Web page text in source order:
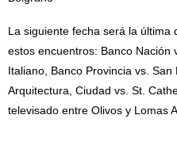
La siguiente fecha será la última
estos encuentros: Banco Nación
Italiano, Banco Provincia vs.
Arquitectura, Ciudad vs. St.
televisado entre Olivos y Lomas